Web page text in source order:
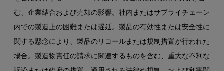
む、企業結合および売却の影響。社内またはサプライチェーン
内での製造上の困難または遅延。製品の有効性または安全性に
関する懸念により、製品のリコールまたは規制措置が行われた
場合。製造物責任の請求に関連するものを含む、重大な不利な